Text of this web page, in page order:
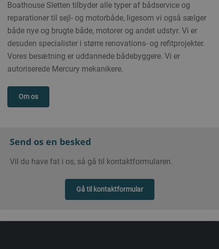
Boathouse Sletten tilbyder alle typer af bådservice og
reparationer til sejl- og motorbåde, ligesom vi også sælger
både nye og brugte både, motorer og andet udstyr. Vi er
desuden specialister i større renovations- og refitprojekter.
Vores besætning er uddannede bådebyggere. Vi er
autoriserede Mercury mekanikere.
Om os
Send os en besked
Vil du have fat i os, så gå til kontaktformularen.
Gå til kontaktformular